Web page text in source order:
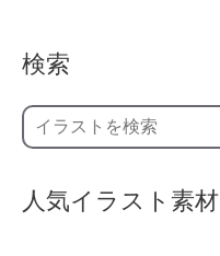
検索
人気イラスト素材